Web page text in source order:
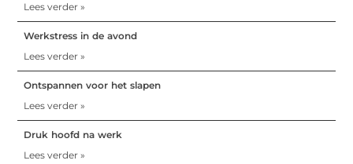
Lees verder »
Werkstress in de avond
Lees verder »
Ontspannen voor het slapen
Lees verder »
Druk hoofd na werk
Lees verder »